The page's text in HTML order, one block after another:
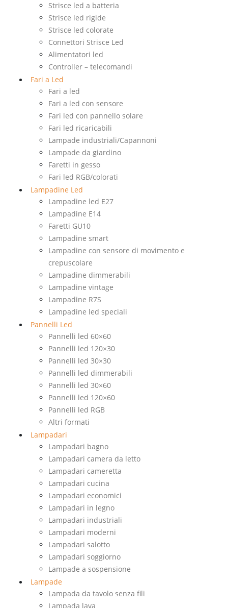
Strisce led a batteria
Strisce led rigide
Strisce led colorate
Connettori Strisce Led
Alimentatori led
Controller – telecomandi
Fari a Led
Fari a led
Fari a led con sensore
Fari led con pannello solare
Fari led ricaricabili
Lampade industriali/Capannoni
Lampade da giardino
Faretti in gesso
Fari led RGB/colorati
Lampadine Led
Lampadine led E27
Lampadine E14
Faretti GU10
Lampadine smart
Lampadine con sensore di movimento e
crepuscolare
Lampadine dimmerabili
Lampadine vintage
Lampadine R7S
Lampadine led speciali
Pannelli Led
Pannelli led 60×60
Pannelli led 120×30
Pannelli led 30×30
Pannelli led dimmerabili
Pannelli led 30×60
Pannelli led 120×60
Pannelli led RGB
Altri formati
Lampadari
Lampadari bagno
Lampadari camera da letto
Lampadari cameretta
Lampadari cucina
Lampadari economici
Lampadari in legno
Lampadari industriali
Lampadari moderni
Lampadari salotto
Lampadari soggiorno
Lampade a sospensione
Lampade
Lampada da tavolo senza fili
Lampada lava